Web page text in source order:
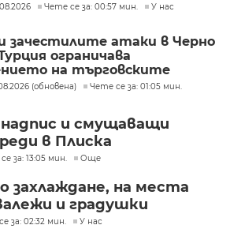
Чете се за: 00:57 мин. У нас
зачестилите атаки в Черно
ограничава
на търговските
(обновена)
Чете се за: 01:05 мин.
и смущаващи
в Плиска
за: 13:05 мин. Още
захлаждане, на места
и градушки
за: 02:32 мин. У нас